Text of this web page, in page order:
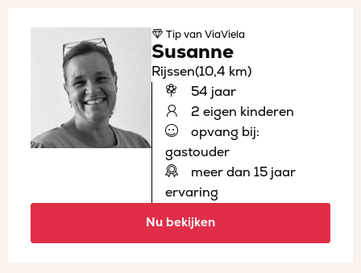
Tipvan ViaViela
Susanne
Rijssen(10,4 km)
54 jaar
2 eigen kinderen
opvang bij:
gastouder
meer dan 15 jaar
ervaring
Nu bekijken